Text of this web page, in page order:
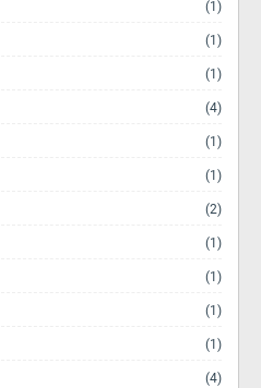
(1)
(1)
(1)
(4)
(1)
(1)
(2)
(1)
(1)
(1)
(1)
(4)